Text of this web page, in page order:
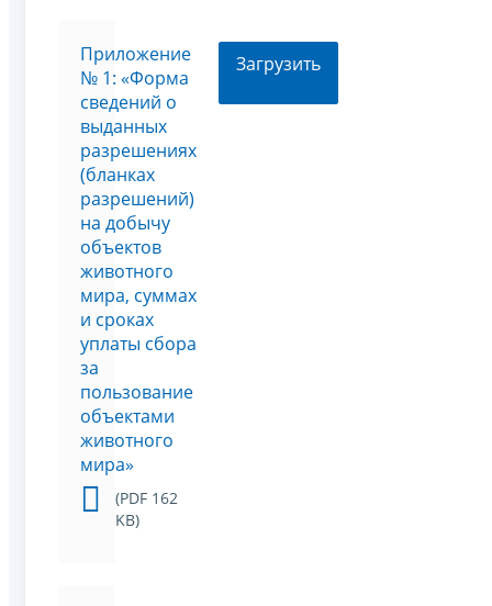
Приложение
№ 1: «Форма
сведений о
выданных
разрешениях
(бланках
разрешений)
на добычу
объектов
животного
мира, суммах
и сроках
уплаты сбора
за
пользование
объектами
животного
мира»
(PDF 162
KB)
Загрузить